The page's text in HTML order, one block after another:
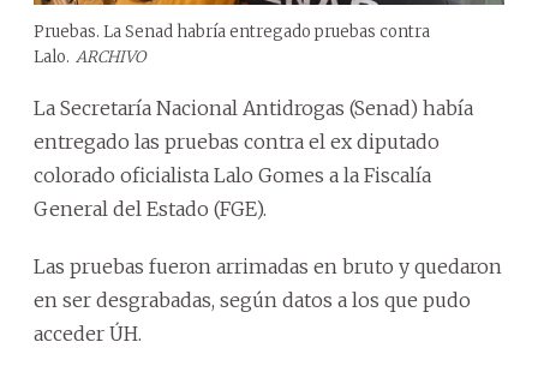
Pruebas. La Senad habría entregado pruebas contra
Lalo. ARCHIVO
La Secretaría Nacional Antidrogas (Senad) había
entregado las pruebas contra el ex diputado
colorado oficialista Lalo Gomes a la Fiscalía
General del Estado (FGE).
Las pruebas fueron arrimadas en bruto y quedaron
en ser desgrabadas, según datos a los que pudo
acceder ÚH.